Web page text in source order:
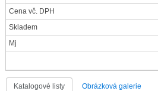
Cena vč. DPH
Skladem
Mj
Katalogové listy Obrázková galerie